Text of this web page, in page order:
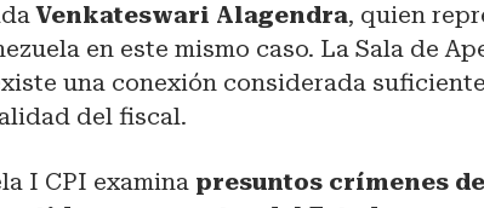
Venkateswari Alagendra, quien
en este mismo caso. La Sala de
una conexión considerada
del fiscal.
I CPI examina presuntos crímenes